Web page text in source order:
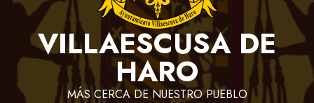
VILLAESCUSA DE
HARO
MÁS CERCA DE NUESTRO PUEBLO